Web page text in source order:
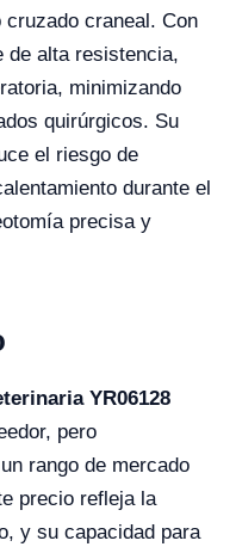
craneal. Con
de alta resistencia,
minimizando
quirúrgicos. Su
el riesgo de
durante el
precisa y
YR06128
pero
rango de mercado
precio refleja la
y su capacidad para